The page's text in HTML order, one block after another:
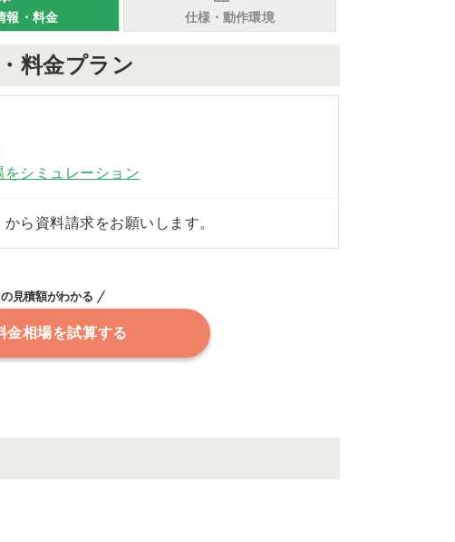
報・料金 仕様・動作環境
料金プラン
シミュレーション
から資料請求をお願いします。
見積額がわかる
金相場を試算する